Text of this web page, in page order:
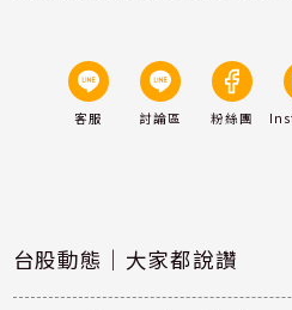
客服 討論區 粉絲團
台股動態｜大家都說讚